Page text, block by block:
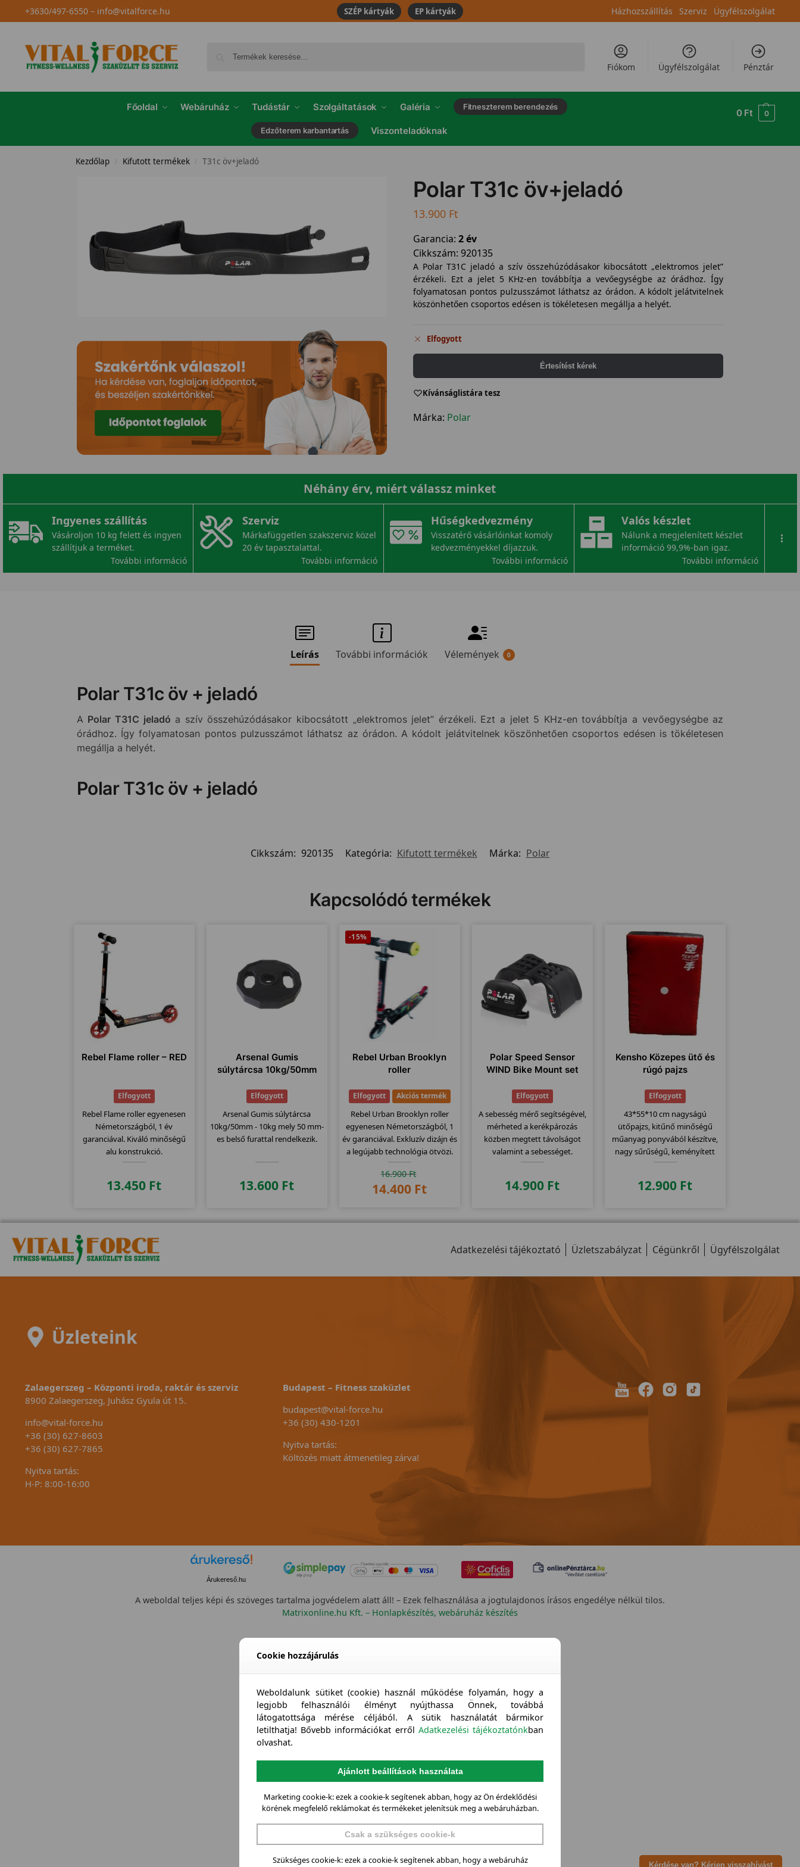
+3630/497-6550– info@vitalforce.hu SZÉP kártyák EP kártyák Házhozszállítás Szerviz Ügyfélszolgálat
Fiókom Ügyfélszolgálat Pénztár
Főoldal Webáruház Tudástár Szolgáltatások Galéria Fitneszterem berendezés
Edzőterem karbantartás Viszonteladóknak
0 Ft 0
Kezdőlap / Kifutott termékek / T31c öv+jeladó
Polar T31c öv+jeladó
13.900 Ft
Garancia: 2 év
Cikkszám: 920135
A Polar T31C jeladó a szív összehúzódásakor kibocsátott „elektromos jelet”
érzékeli. Ezt a jelet 5 KHz-en továbbítja a vevőegységbe az órádhoz. Így
folyamatosan pontos pulzusszámot láthatsz az órádon. A kódolt jelátvitelnek
köszönhetően csoportos edésen is tökéletesen megállja a helyét.
Elfogyott
Értesítést kérek
Kívánságlistára tesz
Márka: Polar
Kérdése van? Kérjen visszahívást
Néhány érv, miért válassz minket
Ingyenes szállítás
Vásároljon 10 kg felett és ingyen
szállítjuk a terméket.
További információ
Szerviz
Márkafüggetlen szakszerviz közel
20 év tapasztalattal.
További információ
Hűségkedvezmény
Visszatérő vásárlóinkat komoly
kedvezményekkel díjazzuk.
További információ
Valós készlet
Nálunk a megjelenített készlet
információ 99,9%-ban igaz.
További információ
...
Leírás További információk Vélemények 0
Polar T31c öv + jeladó
A Polar T31C jeladó a szív összehúzódásakor kibocsátott „elektromos jelet” érzékeli. Ezt a jelet 5 KHz-en továbbítja a vevőegységbe az
órádhoz. Így folyamatosan pontos pulzusszámot láthatsz az órádon. A kódolt jelátvitelnek köszönhetően csoportos edésen is tökéletesen
megállja a helyét.
Polar T31c öv + jeladó
Cikkszám: 920135 Kategória: Kifutott termékek Márka: Polar
Kapcsolódó termékek
Rebel Flame roller – RED
Elfogyott
Rebel Flame roller egyenesen
Németországból, 1 év
garanciával. Kiváló minőségű
alu konstrukció.
13.450 Ft
Arsenal Gumis
súlytárcsa 10kg/50mm
Elfogyott
Arsenal Gumis súlytárcsa
10kg/50mm - 10kg mely 50 mm-
es belső furattal rendelkezik.
13.600 Ft
-15%
Rebel Urban Brooklyn
roller
Elfogyott Akciós termék
Rebel Urban Brooklyn roller
egyenesen Németországból, 1
év garanciával. Exkluzív dizájn és
a legújabb technológia ötvözi.
16.900Ft
14.400 Ft
Polar Speed Sensor
WIND Bike Mount set
Elfogyott
A sebesség mérő segítségével,
mérheted a kerékpározás
közben megtett távolságot
valamint a sebességet.
az óra és kiegészítő közt 2,4
14.900 Ft
Kensho Közepes ütő és
rúgó pajzs
Elfogyott
43*55*10 cm nagyságú
ütőpajzs, kitűnő minőségű
műanyag ponyvából készítve,
nagy sűrűségű, keményített
edzéshez, folyamatos ütés-,
rögzítését a hátoldal
12.900 Ft
Adatkezelési tájékoztató Üzletszabályzat Cégünkről Ügyfélszolgálat
Üzleteink
Zalaegerszeg – Központi iroda, raktár és szerviz
8900 Zalaegerszeg, Juhász Gyula út 15.
info@vital-force.hu
+36 (30) 627-8603
+36 (30) 627-7865
Nyitva tartás:
H-P: 8:00-16:00
Budapest – Fitness szaküzlet
budapest@vital-force.hu
+36 (30) 430-1201
Nyitva tartás:
Költözés miatt átmenetileg zárva!
Árukereső.hu
A weboldal teljes képi és szöveges tartalma jogvédelem alatt áll! – Ezek felhasználása a jogtulajdonos írásos engedélye nélkül tilos.
Matrixonline.hu Kft. – Honlapkészítés, webáruház készítés
Cookie hozzájárulás
Weboldalunk sütiket (cookie) használ működése folyamán, hogy a
legjobb felhasználói élményt nyújthassa Önnek, továbbá
látogatottsága mérése céljából. A sütik használatát bármikor
letilthatja! Bővebb információkat erről Adatkezelési tájékoztatónkban
olvashat.
Ajánlott beállítások használata
Marketing cookie-k: ezek a cookie-k segítenek abban, hogy az Ön érdeklődési
körének megfelelő reklámokat és termékeket jelenítsük meg a webáruházban.
Csak a szükséges cookie-k
Szükséges cookie-k: ezek a cookie-k segítenek abban, hogy a webáruház